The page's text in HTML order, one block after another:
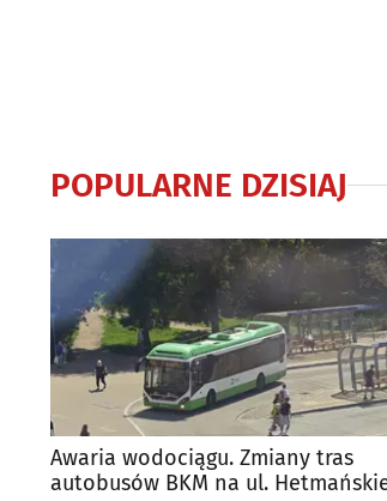
POPULARNE DZISIAJ
Awaria wodociągu. Zmiany tras
autobusów BKM na ul.